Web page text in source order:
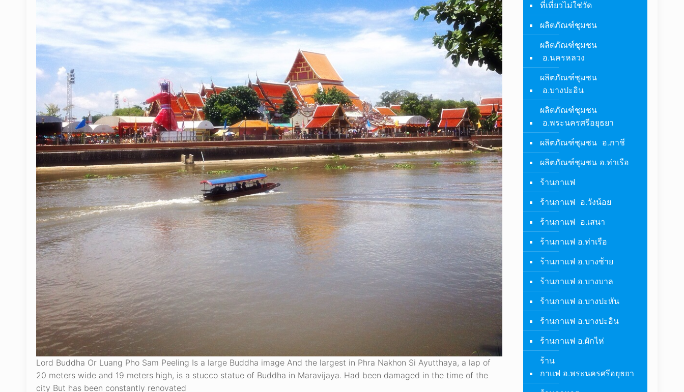
Lord Buddha Or Luang Pho Sam Peeling Is a large Buddha image And the largest in Phra Nakhon Si Ayutthaya, a lap of
20 meters wide and 19 meters high, is a stucco statue of Buddha in Maravijaya. Had been damaged in the time of the
city But has been constantly renovated
ที่เที่ยวไม่ใช่วัด
ผลิตภัณฑ์ชุมชน
ผลิตภัณฑ์ชุมชน
อ.นครหลวง
ผลิตภัณฑ์ชุมชน
อ.บางปะอิน
ผลิตภัณฑ์ชุมชน
อ.พระนครศรีอยุธยา
ผลิตภัณฑ์ชุมชน อ.ภาชี
ผลิตภัณฑ์ชุมชน อ.ท่าเรือ
ร้านกาแฟ
ร้านกาแฟ อ.วังน้อย
ร้านกาแฟ อ.เสนา
ร้านกาแฟ อ.ท่าเรือ
ร้านกาแฟ อ.บางซ้าย
ร้านกาแฟ อ.บางบาล
ร้านกาแฟ อ.บางปะหัน
ร้านกาแฟ อ.บางปะอิน
ร้านกาแฟ อ.ผักไห่
ร้าน
กาแฟ อ.พระนครศรีอยุธยา